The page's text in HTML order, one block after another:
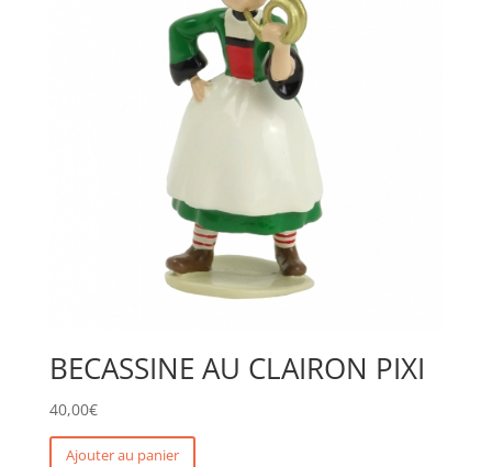
BECASSINE AU CLAIRON PIXI
40,00€
Ajouter au panier